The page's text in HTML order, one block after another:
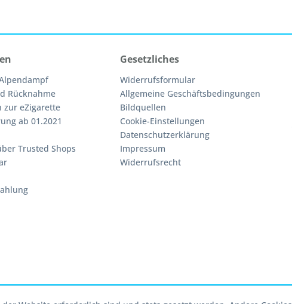
Rücknahme
zur eZigarette
ab 01.2021
Trusted Shops
Gesetzliches
Widerrufsformular
Allgemeine Geschäftsbedingungen
Bildquellen
Cookie-Einstellungen
Datenschutzerklärung
Impressum
Widerrufsrecht